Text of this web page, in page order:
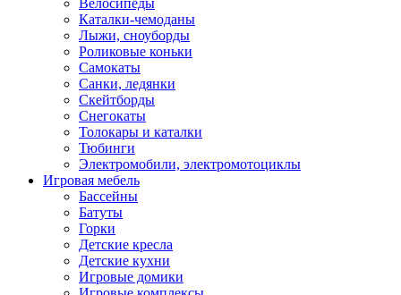
Велосипеды
Каталки-чемоданы
Лыжи, сноуборды
Роликовые коньки
Самокаты
Санки, ледянки
Скейтборды
Снегокаты
Толокары и каталки
Тюбинги
Электромобили, электромотоциклы
Игровая мебель
Бассейны
Батуты
Горки
Детские кресла
Детские кухни
Игровые домики